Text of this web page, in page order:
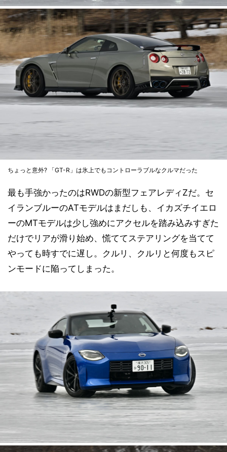
ちょっと意外? 「GT-R」は氷上でもコントローラブルなクルマだった
最も手強かったのはRWDの新型フェアレディZだ。セ
イランブルーのATモデルはまだしも、イカズチイエロ
ーのMTモデルは少し強めにアクセルを踏み込みすぎた
だけでリアが滑り始め、慌ててステアリングを当てて
やっても時すでに遅し。クルリ、クルリと何度もスピ
ンモードに陥ってしまった。